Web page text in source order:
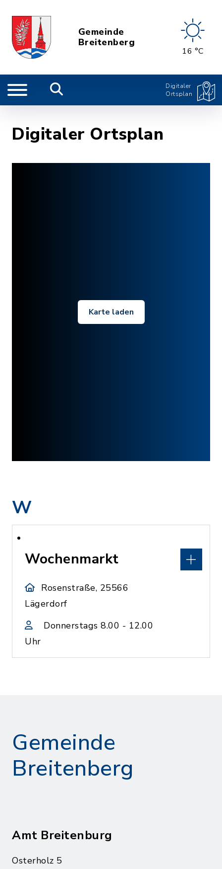
Gemeinde
Breitenberg
16 °C
Digitaler
Ortsplan
Digitaler Ortsplan
Karte laden
W
Wochenmarkt
Rosenstraße, 25566
Lägerdorf
Donnerstags 8.00 - 12.00
Uhr
Gemeinde
Breitenberg
Amt Breitenburg
Osterholz 5